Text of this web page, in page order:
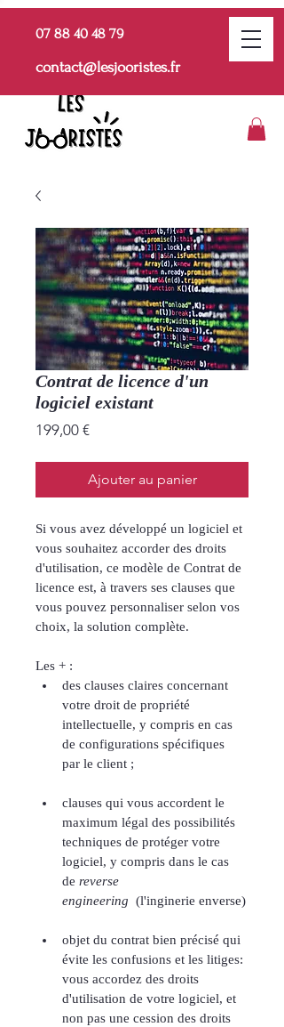
07 88 40 48 79
contact@lesjooristes.fr
Contrat de licence d'un
logiciel existant
199,00 €Price
Ajouter au panier
Si vous avez développé un logiciel et
vous souhaitez accorder des droits
d'utilisation, ce modèle de Contrat de
licence est, à travers ses clauses que
vous pouvez personnaliser selon vos
choix, la solution complète.
Les + :
des clauses claires concernant
votre droit de propriété
intellectuelle, y compris en cas
de configurations spécifiques
par le client ;
clauses qui vous accordent le
maximum légal des possibilités
techniques de protéger votre
logiciel, y compris dans le cas
de reverse
engineering (l'inginerie enverse)
objet du contrat bien précisé qui
évite les confusions et les litiges:
vous accordez des droits
d'utilisation de votre logiciel, et
non pas une cession des droits